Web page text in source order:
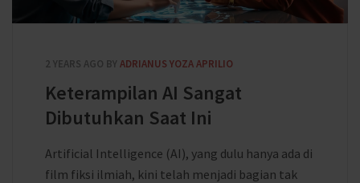
2 YEARS AGO BY ADRIANUS YOZA APRILIO
Keterampilan AI Sangat
Dibutuhkan Saat Ini
Artificial Intelligence (AI), yang dulu hanya ada di
film fiksi ilmiah, kini telah menjadi bagian tak